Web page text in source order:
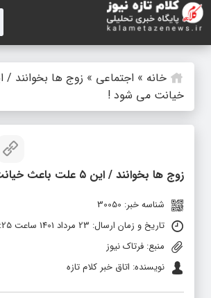
خانه » اجتماعی »
خیانت می شود !
زوج ها بخوانند / این ۵ علت باعث خیانت می شود !
شناسه خبر: 30050
تاریخ و زمان ارسال: 23 مرداد 1401 ساعت 10:25
منبع: فرتاک نیوز
نویسنده: اتاق خبر کلام تازه